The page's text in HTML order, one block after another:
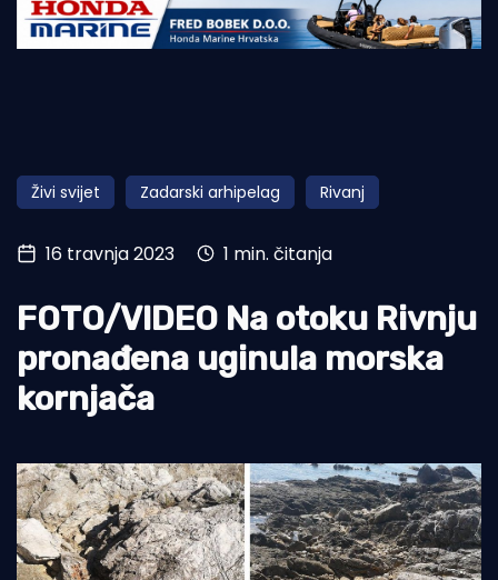
Obala
Otoci
Turizam i nautika
Pomorstvo
Ribolov
Ekologija
Živi svijet Zadarski arhipelag Rivanj
16 travnja 2023 1 min. čitanja
FOTO/VIDEO Na otoku Rivnju
pronađena uginula morska
kornjača